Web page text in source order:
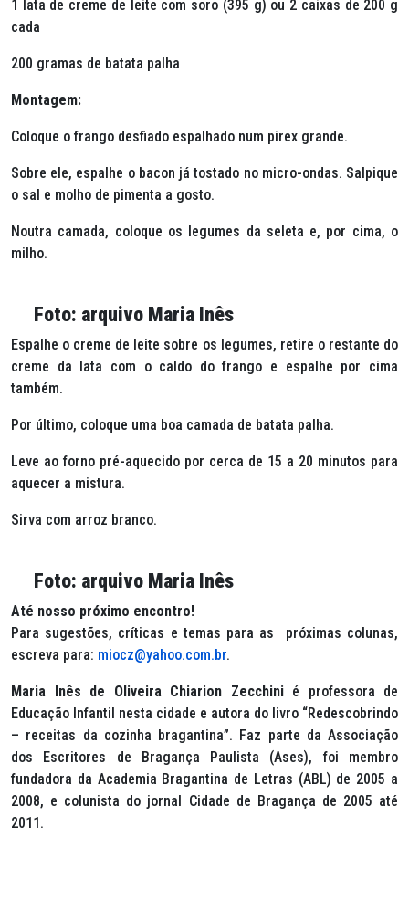
1 lata de creme de leite com soro (395 g) ou 2 caixas de 200 g
cada
200 gramas de batata palha
Montagem:
Coloque o frango desfiado espalhado num pirex grande.
Sobre ele, espalhe o bacon já tostado no micro-ondas. Salpique
o sal e molho de pimenta a gosto.
Noutra camada, coloque os legumes da seleta e, por cima, o
milho.
Foto: arquivo Maria Inês
Espalhe o creme de leite sobre os legumes, retire o restante do
creme da lata com o caldo do frango e espalhe por cima
também.
Por último, coloque uma boa camada de batata palha.
Leve ao forno pré-aquecido por cerca de 15 a 20 minutos para
aquecer a mistura.
Sirva com arroz branco.
Foto: arquivo Maria Inês
Até nosso próximo encontro!
Para sugestões, críticas e temas para as próximas colunas,
escreva para: miocz@yahoo.com.br.
Maria Inês de Oliveira Chiarion Zecchinié professora de
Educação Infantil nesta cidade e autora do livro “Redescobrindo
– receitas da cozinha bragantina”. Faz parte da Associação
dos Escritores de Bragança Paulista (Ases), foi membro
fundadora da Academia Bragantina de Letras (ABL) de 2005 a
2008, e colunista do jornal Cidade de Bragança de 2005 até
2011.